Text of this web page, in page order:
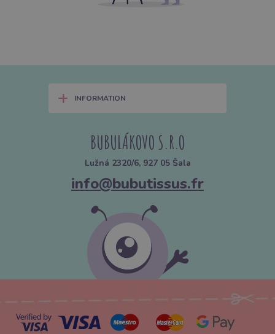
+ INFORMATION
BUBULÁKOVO S.R.O
Lužná 2320/6, 927 05 Šala
info@bubutissus.fr